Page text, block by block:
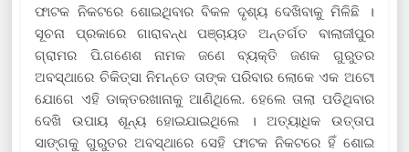
ଫାଟକ ନିକଟରେ ଶୋଇଥିବାର ବିକଳ ଦୃଶ୍ୟ ଦେଖିବାକୁ ମିଳିଛି ।
ସୂଚନା ପ୍ରକାରେ ଗାରାବନ୍ଧ ପଞ୍ଚାୟତ ଅନ୍ତର୍ଗତ ବାଲାଜୀପୁର
ଗ୍ରାମର ପି.ଗଣେଶ ନାମକ ଜଣେ ବ୍ୟକ୍ତି ଜଣକ ଗୁରୁତର
ଅବସ୍ଥାରେ ଚିକିତ୍ସା ନିମନ୍ତେ ତାଙ୍କ ପରିବାର ଲୋକେ ଏକ ଅଟୋ
ଯୋଗେ ଏହି ଡାକ୍ତରଖାନାକୁ ଆଣିଥିଲେ. ହେଲେ ତାଲା ପଡିଥିବାର
ଦେଖି ଉପାୟ ଶୂନ୍ୟ ହୋଇଯାଇଥିଲେ । ଅତ୍ୟାଧିକ ଉତ୍ତାପ
ସାଙ୍ଗକୁ ଗୁରୁତର ଅବସ୍ଥାରେ ସେହି ଫାଟକ ନିକଟରେ ହିଁ ଶୋଇ